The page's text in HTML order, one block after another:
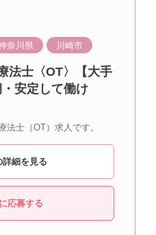
奈川県 川崎市
法士〈OT〉【大手
安定して働け
法士（OT）求人です。
詳細を見る
応募する